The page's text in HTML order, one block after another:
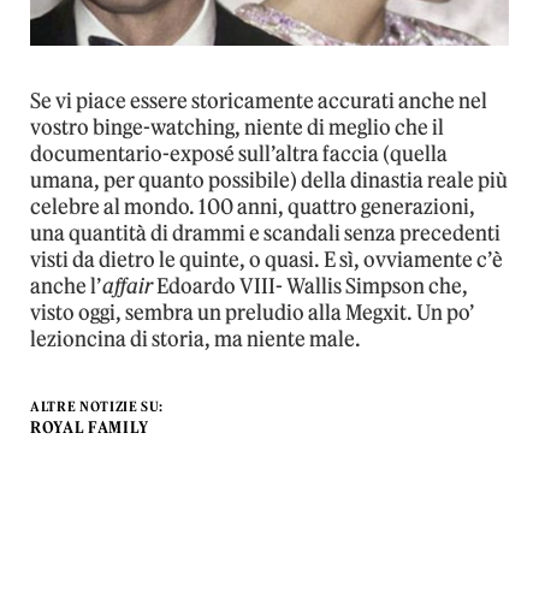
Se vi piace essere storicamente accurati anche nel
vostro binge-watching, niente di meglio che il
documentario-exposé sull’altra faccia (quella
umana, per quanto possibile) della dinastia reale più
celebre al mondo. 100 anni, quattro generazioni,
una quantità di drammi e scandali senza precedenti
visti da dietro le quinte, o quasi. E sì, ovviamente c’è
anche l’affairEdoardo VIII- Wallis Simpson che,
visto oggi, sembra un preludio alla Megxit. Un po’
lezioncina di storia, ma niente male.
ALTRE NOTIZIE SU:
ROYAL FAMILY